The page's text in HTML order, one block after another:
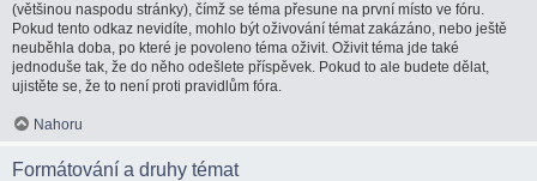
(většinou naspodu stránky), čímž se téma přesune na první místo ve fóru.
Pokud tento odkaz nevidíte, mohlo být oživování témat zakázáno, nebo ještě
neuběhla doba, po které je povoleno téma oživit. Oživit téma jde také
jednoduše tak, že do něho odešlete příspěvek. Pokud to ale budete dělat,
ujistěte se, že to není proti pravidlům fóra.
Nahoru
Formátování a druhy témat